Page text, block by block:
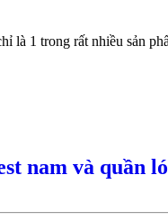
là 1 trong rất nhiều sản
nam và quần